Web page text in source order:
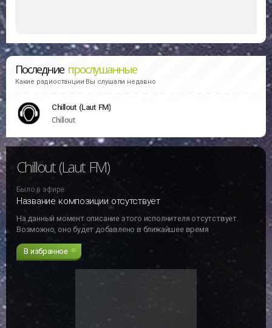
Последние прослушанные
Какие радиостанции Вы слушали недавно
Chillout (Laut FM)
Chillout
Chillout (Laut FM)
Было в эфире:
Название композиции отсутствует
На данный момент описание этого исполнителя отсутствует.
Возможно, оно будет добавлено в ближайшее время
В избранное 61